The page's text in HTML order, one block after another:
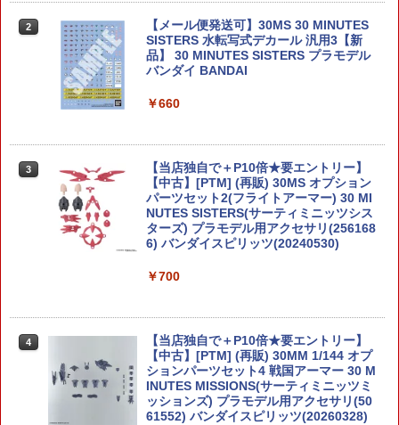
2
【メール便発送可】30MS 30 MINUTES
SISTERS 水転写式デカール 汎用3【新
品】 30 MINUTES SISTERS プラモデル
バンダイ BANDAI
￥660
3
【当店独自で＋P10倍★要エントリー】
【中古】[PTM] (再販) 30MS オプション
パーツセット2(フライトアーマー) 30 MI
NUTES SISTERS(サーティミニッツシス
ターズ) プラモデル用アクセサリ(256168
6) バンダイスピリッツ(20240530)
￥700
4
【当店独自で＋P10倍★要エントリー】
【中古】[PTM] (再販) 30MM 1/144 オプ
ションパーツセット4 戦国アーマー 30 M
INUTES MISSIONS(サーティミニッツミ
ッションズ) プラモデル用アクセサリ(50
61552) バンダイスピリッツ(20260328)